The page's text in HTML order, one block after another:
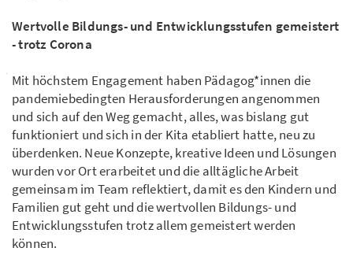
Wertvolle Bildungs- und Entwicklungsstufen gemeistert
- trotz Corona
Mit höchstem Engagement haben Pädagog*innen die
pandemiebedingten Herausforderungen angenommen
und sich auf den Weg gemacht, alles, was bislang gut
funktioniert und sich in der Kita etabliert hatte, neu zu
überdenken. Neue Konzepte, kreative Ideen und Lösungen
wurden vor Ort erarbeitet und die alltägliche Arbeit
gemeinsam im Team reflektiert, damit es den Kindern und
Familien gut geht und die wertvollen Bildungs- und
Entwicklungsstufen trotz allem gemeistert werden
können.